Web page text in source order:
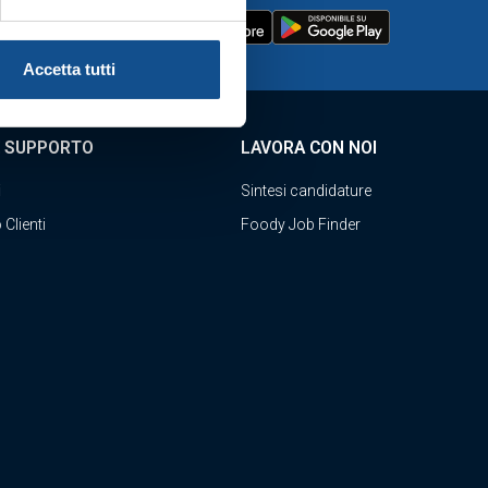
Accetta tutti
SUPPORTO
Clienti
LAVORA CON NOI
Sintesi candidature
Foody Job Finder